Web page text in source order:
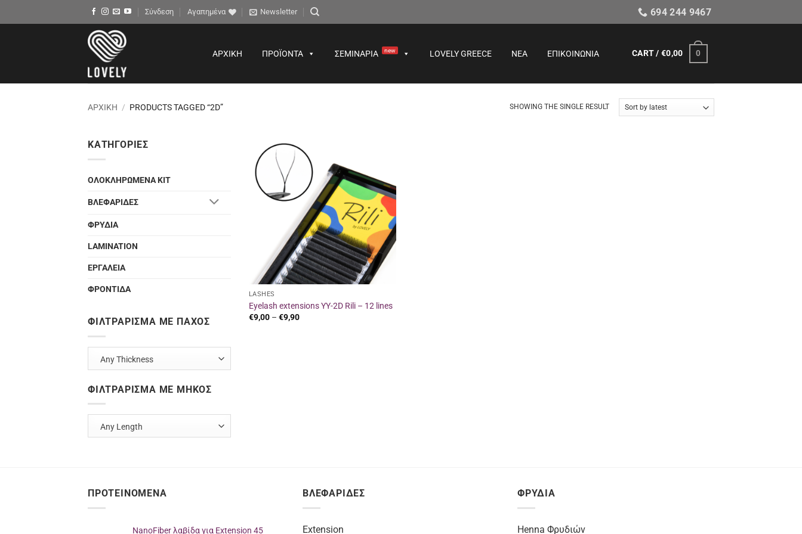
στο
Σύνδεση Αγαπημένα Newsletter 694 244 9467
ΑΡΧΙΚΉ ΠΡΟΪΌΝΤΑ ΣΕΜΙΝΆΡΙΑ new LOVELY GREECE ΝΈΑ ΕΠΙΚΟΙΝΩΝΊΑ CART /€0,00 0
ΑΡΧΙΚΉ / PRODUCTS TAGGED “2D” SHOWING THE SINGLE RESULT
ΚΑΤΗΓΟΡΊΕΣ
ΟΛΟΚΛΗΡΩΜΕΝΑ ΚΙΤ
ΒΛΕΦΑΡΙΔΕΣ
ΦΡΥΔΙΑ
LAMINATION
ΕΡΓΑΛΕΙΑ
ΦΡΟΝΤΙΔΑ
ΦΙΛΤΡΆΡΙΣΜΑ ΜΕ ΠΆΧΟΣ
Any Thickness
ΦΙΛΤΡΆΡΙΣΜΑ ΜΕ ΜΉΚΟΣ
Any Length
Προσθήκη
στα
αγαπημένα
LASHES
Eyelash extensions YY-2D Rili – 12 lines
€9,00 – €9,90Price
ΠΡΟΤΕΙΝΌΜΕΝΑ
NanoFiber λαβίδα για Extension 45
ΒΛΕΦΑΡΙΔΕΣ
Extension
ΦΡΥΔΙΑ
Henna Φρυδιών